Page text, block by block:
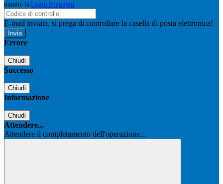
tramite la Login Spaggiari
E-mail inviata, si prega di controllare la casella di posta elettronica!
Errore
Chiudi
Successo
Chiudi
Informazione
Chiudi
Attendere...
Attendere il completamento dell'operazione...